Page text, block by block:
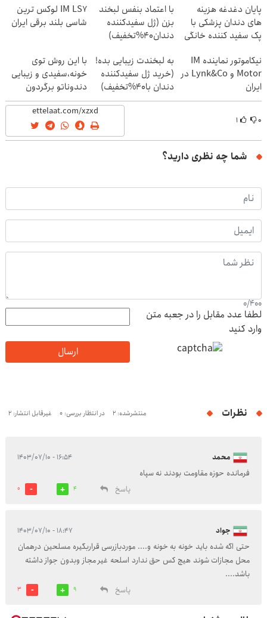
پایان دغدغه هزینه
های دندان پزشکی با
پک سفید کننده خانگی
با اعتماد بنفس لبخند
بزن (ژل سفیدکننده
دندان40%تخفیف)
IM LS7 لوکس ترین
شاسی بلند برقی ایران
نیکاموتور نماینده IM
Motor و Lynk&Co در
ایران
به لبخندت زیبایی بده!
(خرید ژل سفیدکننده
دندان با40%تخفیف)
با این روش توی
خونه،سفیدی و زیبایی
دندوناتو برگردون
(40%off)
۰ ۱
شما چه نظری دارید؟
0/400
لطفا عدد مقابل را در جعبه متن
وارد کنید
ارسال
نظرات منتشرشده: 2 در انتظار بررسی: 0 غیرقابل انتشار: 2
محمد ۱۶:۵۴ - ۱۴۰۳/۰۷/۱۰
فرمانده حوزه مقاومت بودند نه سپاه
پاسخ
4
0
جواد ۱۸:۴۷ - ۱۴۰۳/۰۷/۱۰
حتی اگه شده باید خونه به خونه و.... موردبازرسی قراربگیره مسلحین درهمان
محل مجازات شوند هیچ کس حق ندارد اسلحه غیر مجاز وبدون جواز داشته
باشد....
پاسخ
9
3